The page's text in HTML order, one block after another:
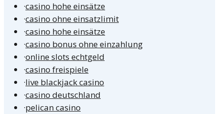
·casino hohe einsätze
·casino ohne einsatzlimit
·casino hohe einsätze
·casino bonus ohne einzahlung
·online slots echtgeld
·casino freispiele
·live blackjack casino
·casino deutschland
·pelican casino